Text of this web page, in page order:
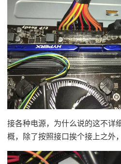
接各种电源，为什么说的这不详
概，除了按照接口挨个接上之